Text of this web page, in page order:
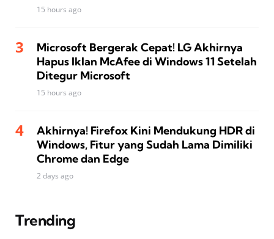
15 hours ago
Microsoft Bergerak Cepat! LG Akhirnya
Hapus Iklan McAfee di Windows 11 Setelah
Ditegur Microsoft
15 hours ago
Akhirnya! Firefox Kini Mendukung HDR di
Windows, Fitur yang Sudah Lama Dimiliki
Chrome dan Edge
2 days ago
Trending